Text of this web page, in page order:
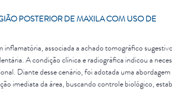
POSTERIOR DE MAXILA COM USO DE
inflamatória, associada a achado tomográfico
A condição clínica e radiográfica indicou a
Diante desse cenário, foi adotada uma abordagem
imediata da área, buscando controle biológico,